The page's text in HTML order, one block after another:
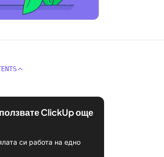
ClickUp още
си работа на едно